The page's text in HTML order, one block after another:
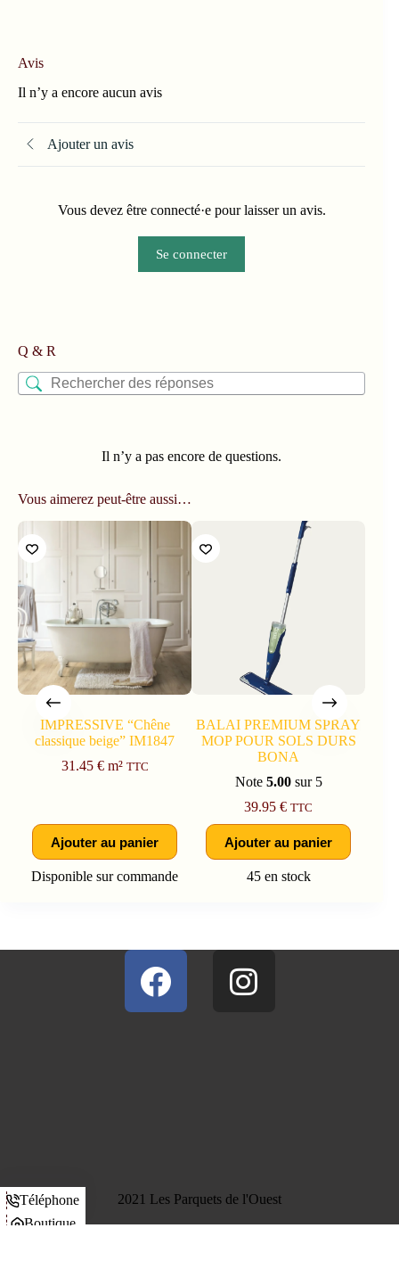
Avis
Il n’y a encore aucun avis
Ajouter un avis
Vous devez être connecté·e pour laisser un avis.
Se connecter
Q & R
Il n’y a pas encore de questions.
Vous aimerez peut-être aussi…
IMPRESSIVE “Chêne
classique beige” IM1847
31.45 €m² TTC
Ajouter au panier
Disponible sur commande
BALAI PREMIUM SPRAY
MOP POUR SOLS DURS
BONA
Note 5.00sur 5
39.95€ TTC
Ajouter au panier
45 en stock
2021 Les Parquets de l'Ouest
Téléphone
Boutique